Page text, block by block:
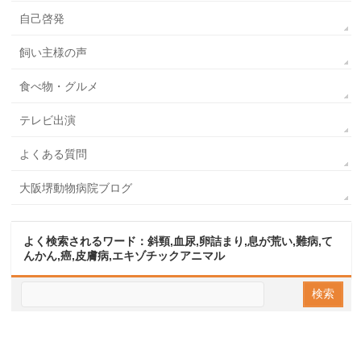
自己啓発
飼い主様の声
食べ物・グルメ
テレビ出演
よくある質問
大阪堺動物病院ブログ
よく検索されるワード：斜頸,血尿,卵詰まり,息が荒い,難病,て
んかん,癌,皮膚病,エキゾチックアニマル